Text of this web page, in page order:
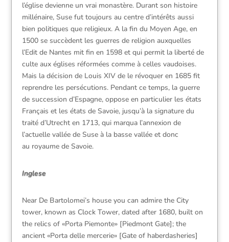
l’église devienne un vrai monastère. Durant son histoire
millénaire, Suse fut toujours au centre d’intérêts aussi
bien politiques que religieux. A la fin du Moyen Age, en
1500 se succèdent les guerres de religion auxquelles
l’Edit de Nantes mit fin en 1598 et qui permit la liberté de
culte aux églises réformées comme à celles vaudoises.
Mais la décision de Louis XIV de le révoquer en 1685 fit
reprendre les persécutions. Pendant ce temps, la guerre
de succession d’Espagne, oppose en particulier les états
Français et les états de Savoie, jusqu’à la signature du
traité d’Utrecht en 1713, qui marqua l’annexion de
l’actuelle vallée de Suse à la basse vallée et donc
au royaume de Savoie.
Inglese
Near De Bartolomei’s house you can admire the City
tower, known as Clock Tower, dated after 1680, built on
the relics of «Porta Piemonte» [Piedmont Gate]; the
ancient «Porta delle mercerie» [Gate of haberdasheries]